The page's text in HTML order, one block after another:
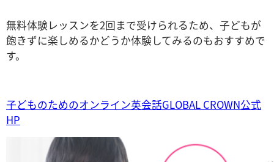
無料体験レッスンを2回まで受けられるため、子どもが
飽きずに楽しめるかどうか体験してみるのもおすすめで
す。
子どものためのオンライン英会話GLOBAL CROWN公式
HP